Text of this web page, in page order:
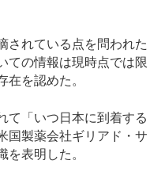
れている点を問われた
ての情報は現時点では限
在を認めた。
「いつ日本に到着する
国製薬会社ギリアド・サ
を表明した。